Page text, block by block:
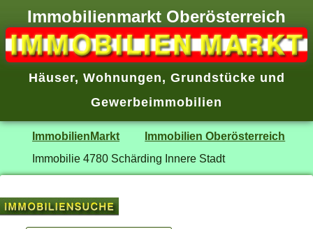
Immobilienmarkt Oberösterreich
Häuser, Wohnungen, Grundstücke und
Gewerbeimmobilien
ImmobilienMarkt
Immobilien Oberösterreich
Immobilie 4780 Schärding Innere Stadt